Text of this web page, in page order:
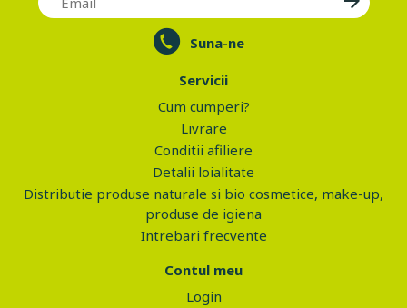
Suna-ne
Servicii
Cum cumperi?
Livrare
Conditii afiliere
Detalii loialitate
Distributie produse naturale si bio cosmetice, make-up,
produse de igiena
Intrebari frecvente
Contul meu
Login